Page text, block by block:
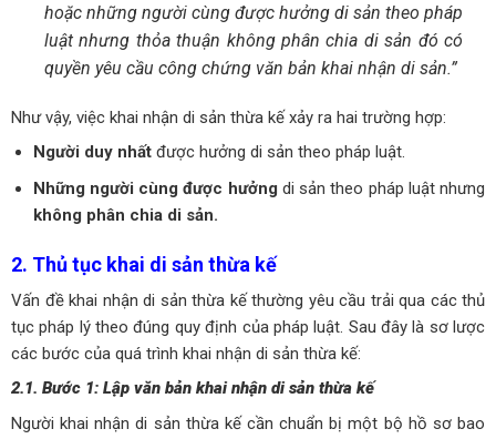
hoặc những người cùng được hưởng di sản theo pháp
luật nhưng thỏa thuận không phân chia di sản đó có
quyền yêu cầu công chứng văn bản khai nhận di sản.”
Như vậy, việc khai nhận di sản thừa kế xảy ra hai trường hợp:
Người duy nhấtđược hưởng di sản theo pháp luật.
Những người cùng được hưởng di sản theo pháp luật nhưng
không phân chia di sản.
2. Thủ tục khai di sản thừa kế
Vấn đề khai nhận di sản thừa kế thường yêu cầu trải qua các thủ
tục pháp lý theo đúng quy định của pháp luật. Sau đây là sơ lược
các bước của quá trình khai nhận di sản thừa kế:
2.1. Bước 1: Lập văn bản khai nhận di sản thừa kế
Người khai nhận di sản thừa kế cần chuẩn bị một bộ hồ sơ bao